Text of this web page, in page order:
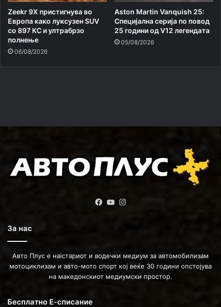
Zeekr 9X пристигнува во
Европа како луксузен SUV
со 897 КС и ултрабрзо
полнење
06/08/2026
Aston Martin Vanquish 25:
Специјална серија по повод
25 години од V12 легендата
05/08/2026
Facebook
YouTube
За нас
Авто Плус е наістариот и водечки медиум за автомобилизам
мотоциклизам и авто-мото спорт кој веќе 30 години опстојува
на македонскиот медиумски простор.
Бесплатно Е-списание